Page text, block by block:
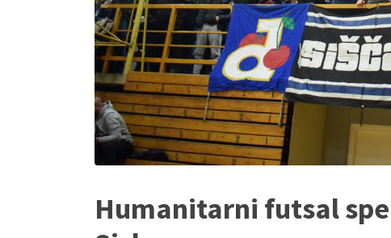
Humanitarni futsal